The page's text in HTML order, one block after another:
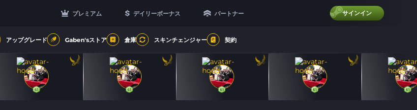
プレミアム デイリーボーナス パートナー サインイン
アップグレード Gaben'sストア 倉庫 スキンチェンジャー 契約
61
61
61
61
61
61
61
61
61
61